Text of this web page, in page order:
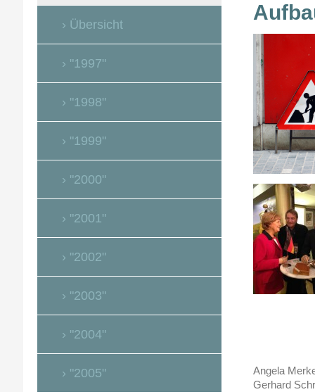
Angela
Gerhard
Übersicht
"1997"
"1998"
"1999"
"2000"
"2001"
"2002"
"2003"
"2004"
"2005"